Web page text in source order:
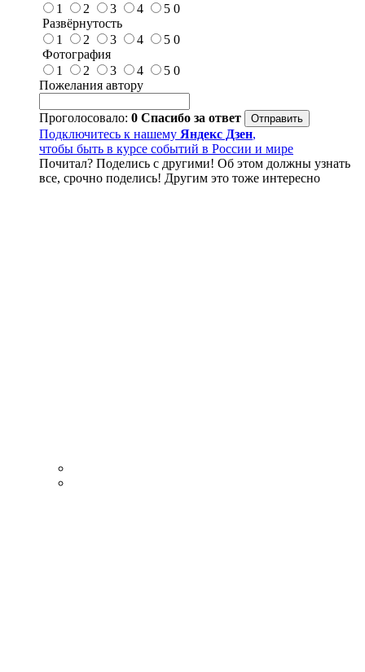
1
2 3 4 5 0
Развёрнутость
1
2 3 4 5 0
Фотография
1
2 3 4 5 0
Пожелания автору
Проголосовало: 0 Спасибо за ответ
Подключитесь к нашему Яндекс Дзен,
чтобы быть в курсе событий в России и мире
Почитал? Поделись с другими! Об этом должны узнать
все, срочно поделись! Другим это тоже интересно